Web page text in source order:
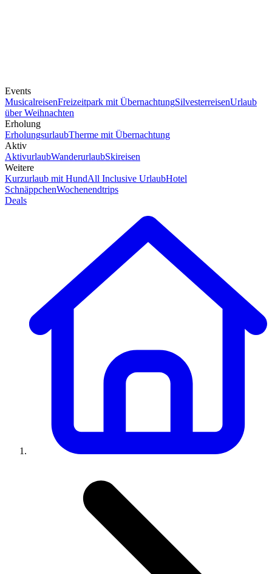
Events
MusicalreisenFreizeitpark mit ÜbernachtungSilvesterreisenUrlaub
über Weihnachten
Erholung
ErholungsurlaubTherme mit Übernachtung
Aktiv
AktivurlaubWanderurlaubSkireisen
Weitere
Kurzurlaub mit HundAll Inclusive UrlaubHotel
SchnäppchenWochenendtrips
Deals